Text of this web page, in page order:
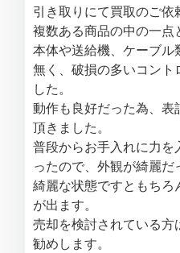
引き取りにて買取のご依
複数ある商品の中の一点
本体や送給機、ケーブ
無く、破損の多いコン
した。
動作も良好だった為、
頂きました。
普段からお手入れに力
ったので、外観が綺麗だ
綺麗な状態ですともち
が出ます。
売却を検討されている
勧めします。